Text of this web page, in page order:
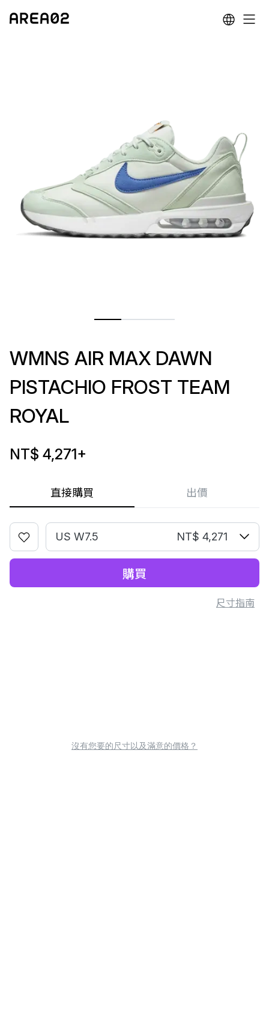
直接購買 出價
WMNS AIR MAX DAWN
PISTACHIO FROST TEAM
ROYAL
NT$ 4,271+
US W7.5 NT$ 4,271
購買
尺寸指南
沒有您要的尺寸以及滿意的價格？